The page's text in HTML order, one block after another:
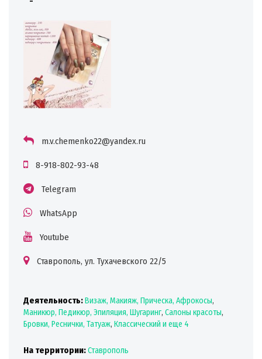
m.v.chemenko22@yandex.ru
8-918-802-93-48
Telegram
WhatsApp
Youtube
Ставрополь, ул. Тухачевского 22/5
Деятельность:Визаж, Макияж, Прическа, Афрокосы,
Маникюр, Педикюр, Эпиляция, Шугаринг, Салоны красоты,
Бровки, Реснички, Татуаж, Классический и еще 4
На территории:Ставрополь